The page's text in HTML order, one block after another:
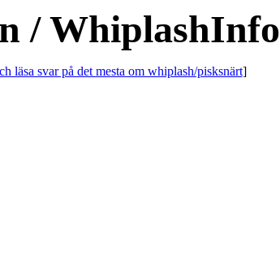
/ WhiplashInfo
läsa svar på det mesta om whiplash/pisksnärt]